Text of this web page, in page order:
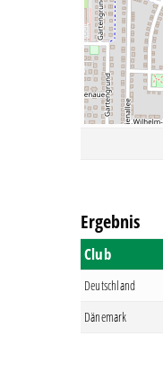
Ergebnis
Club
Deutschland
Dänemark